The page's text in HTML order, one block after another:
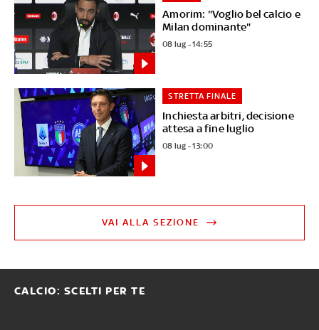
Amorim: "Voglio bel calcio e
Milan dominante"
08 lug - 14:55
Inchiesta arbitri, decisione
attesa a fine luglio
STRETTA FINALE
08 lug - 13:00
VAI ALLA SEZIONE
CALCIO: SCELTI PER TE